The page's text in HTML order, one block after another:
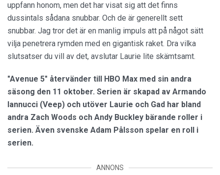
uppfann honom, men det har visat sig att det finns
dussintals sådana snubbar. Och de är generellt sett
snubbar. Jag tror det är en manlig impuls att på något sätt
vilja penetrera rymden med en gigantisk raket. Dra vilka
slutsatser du vill av det, avslutar Laurie lite skämtsamt.
"Avenue 5" återvänder till HBO Max med sin andra
säsong den 11 oktober. Serien är skapad av Armando
Iannucci (Veep) och utöver Laurie och Gad har bland
andra Zach Woods och Andy Buckley bärande roller i
serien. Även svenske Adam Pålsson spelar en roll i
serien.
ANNONS